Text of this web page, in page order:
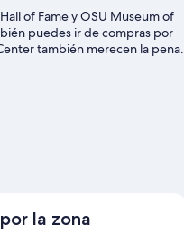
of Fame y OSU Museum of
puedes ir de compras por
también merecen la pena.
la zona